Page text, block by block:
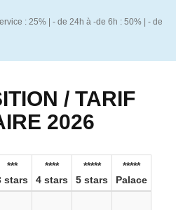
: 25% | - de 24h à -de 6h : 50% | - de
/ TARIF
2026
***
stars
****
4 stars
*****
5 stars
*****
Palace